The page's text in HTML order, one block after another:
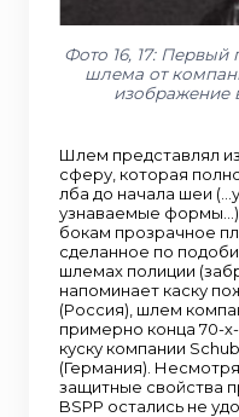
Фото 16, 17: Первый
шлема от
изображение
Шлем представлял
сферу, которая
лба до начала шеи
узнаваемые
бокам прозрачное
сделанное по
шлемах полиции
напоминает каску
(Россия), шлем
примерно конца 70-
куску компании
(Германия).
защитные свойства
BSPP остались не